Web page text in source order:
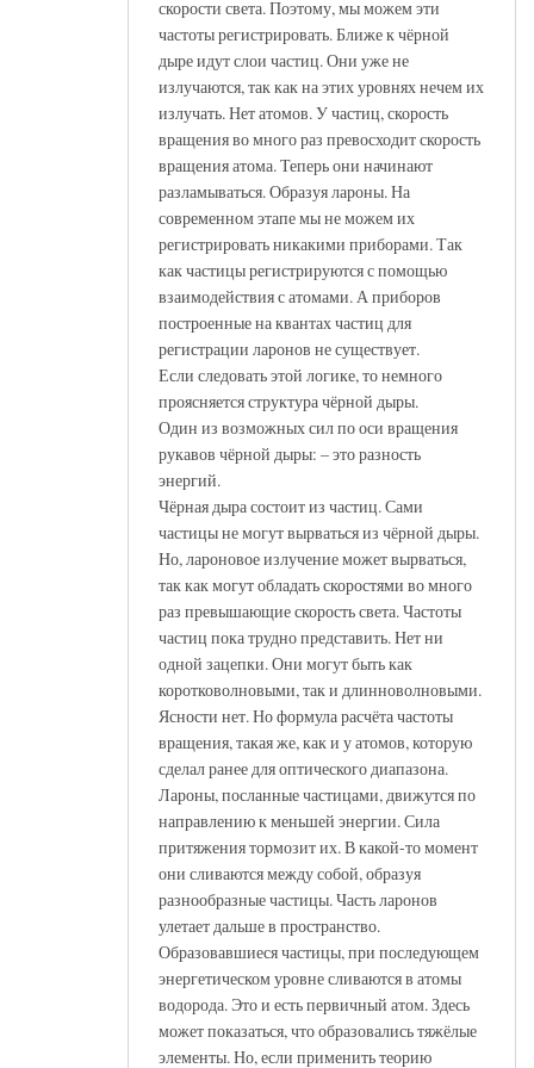
скорости света. Поэтому, мы можем эти
частоты регистрировать. Ближе к чёрной
дыре идут слои частиц. Они уже не
излучаются, так как на этих уровнях нечем их
излучать. Нет атомов. У частиц, скорость
вращения во много раз превосходит скорость
вращения атома. Теперь они начинают
разламываться. Образуя лароны. На
современном этапе мы не можем их
регистрировать никакими приборами. Так
как частицы регистрируются с помощью
взаимодействия с атомами. А приборов
построенные на квантах частиц для
регистрации ларонов не существует.
Если следовать этой логике, то немного
проясняется структура чёрной дыры.
Один из возможных сил по оси вращения
рукавов чёрной дыры: – это разность
энергий.
Чёрная дыра состоит из частиц. Сами
частицы не могут вырваться из чёрной дыры.
Но, лароновое излучение может вырваться,
так как могут обладать скоростями во много
раз превышающие скорость света. Частоты
частиц пока трудно представить. Нет ни
одной зацепки. Они могут быть как
коротковолновыми, так и длинноволновыми.
Ясности нет. Но формула расчёта частоты
вращения, такая же, как и у атомов, которую
сделал ранее для оптического диапазона.
Лароны, посланные частицами, движутся по
направлению к меньшей энергии. Сила
притяжения тормозит их. В какой-то момент
они сливаются между собой, образуя
разнообразные частицы. Часть ларонов
улетает дальше в пространство.
Образовавшиеся частицы, при последующем
энергетическом уровне сливаются в атомы
водорода. Это и есть первичный атом. Здесь
может показаться, что образовались тяжёлые
элементы. Но, если применить теорию